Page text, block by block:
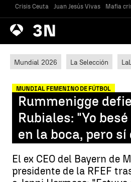
Crisis Ceuta Juan Jesús Vivas Mafia
Antena
3 Noticias
Mundial 2026 La Selección
MUNDIAL FEMENINO DE FÚTBOL
Rummenigge
Rubiales: "Yo
en la boca, pero
El ex CEO del Bayern de
presidente de la RFEF